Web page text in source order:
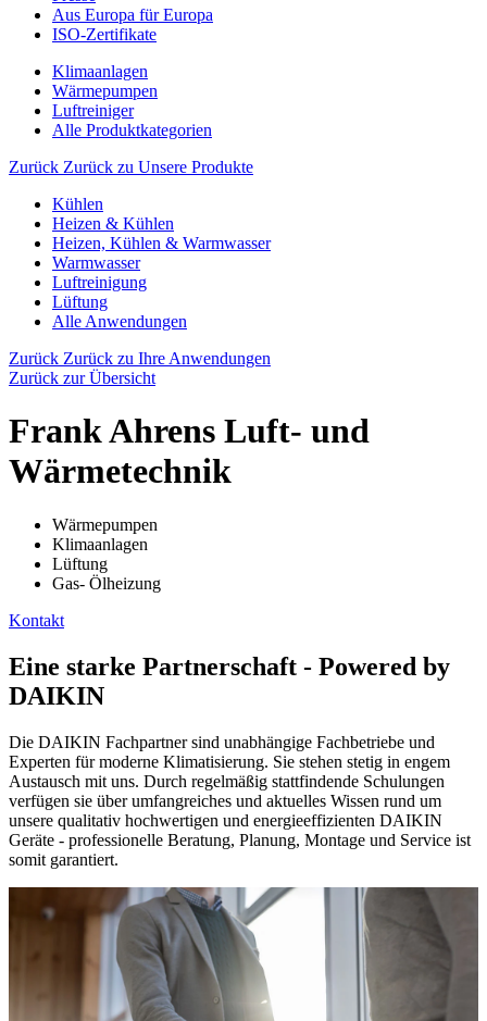
Aus Europa für Europa
ISO-Zertifikate
Klimaanlagen
Wärmepumpen
Luftreiniger
Alle Produktkategorien
Zurück Zurück zu Unsere Produkte
Kühlen
Heizen & Kühlen
Heizen, Kühlen & Warmwasser
Warmwasser
Luftreinigung
Lüftung
Alle Anwendungen
Zurück Zurück zu Ihre Anwendungen
Zurück zur Übersicht
Frank Ahrens Luft- und
Wärmetechnik
Wärmepumpen
Klimaanlagen
Lüftung
Gas- Ölheizung
Kontakt
Eine starke Partnerschaft - Powered by
DAIKIN
Die DAIKIN Fachpartner sind unabhängige Fachbetriebe und
Experten für moderne Klimatisierung. Sie stehen stetig in engem
Austausch mit uns. Durch regelmäßig stattfindende Schulungen
verfügen sie über umfangreiches und aktuelles Wissen rund um
unsere qualitativ hochwertigen und energieeffizienten DAIKIN
Geräte - professionelle Beratung, Planung, Montage und Service ist
somit garantiert.